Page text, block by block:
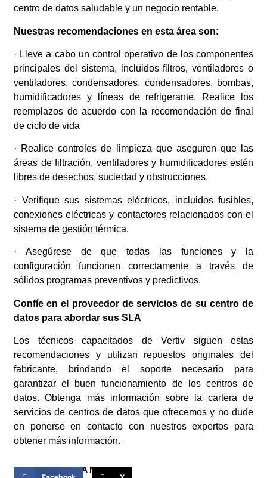
centro de datos saludable y un negocio rentable.
Nuestras recomendaciones en esta área son:
· Lleve a cabo un control operativo de los componentes
principales del sistema, incluidos filtros, ventiladores o
ventiladores, condensadores, condensadores, bombas,
humidificadores y líneas de refrigerante. Realice los
reemplazos de acuerdo con la recomendación de final
de ciclo de vida
· Realice controles de limpieza que aseguren que las
áreas de filtración, ventiladores y humidificadores estén
libres de desechos, suciedad y obstrucciones.
· Verifique sus sistemas eléctricos, incluidos fusibles,
conexiones eléctricas y contactores relacionados con el
sistema de gestión térmica.
· Asegúrese de que todas las funciones y la
configuración funcionen correctamente a través de
sólidos programas preventivos y predictivos.
Confíe en el proveedor de servicios de su centro de
datos para abordar sus SLA
Los técnicos capacitados de Vertiv siguen estas
recomendaciones y utilizan repuestos originales del
fabricante, brindando el soporte necesario para
garantizar el buen funcionamiento de los centros de
datos. Obtenga más información sobre la cartera de
servicios de centros de datos que ofrecemos y no dude
en ponerse en contacto con nuestros expertos para
obtener más información.
COMPARTIR ESTA NOTICIA